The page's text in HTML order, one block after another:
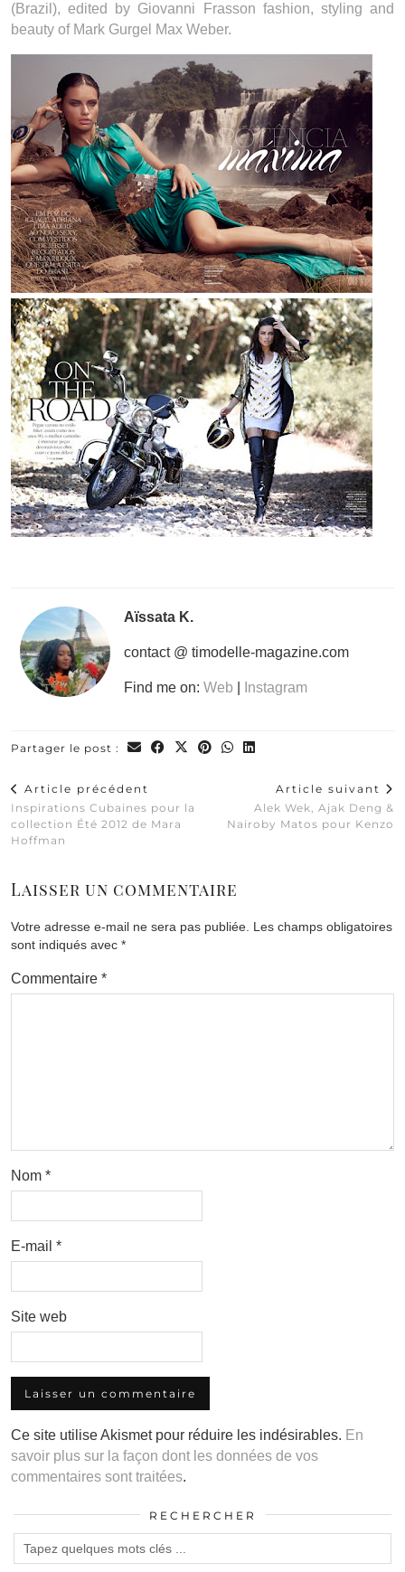
(Brazil), edited by Giovanni Frasson fashion, styling and
beauty of Mark Gurgel Max Weber.
Aïssata K.
contact @ timodelle-magazine.com
Find me on: Web Instagram
Partager le post :
Article précédent
Inspirations Cubaines pour la
collection Été 2012 de Mara
Hoffman
Article suivant
Alek Wek, Ajak Deng &
Nairoby Matos pour Kenzo
Laisser un commentaire
Votre adresse e-mail ne sera pas publiée. Les champs obligatoires
sont indiqués avec *
Commentaire *
Nom *
E-mail *
Site web
Ce site utilise Akismet pour réduire les indésirables. En
savoir plus sur la façon dont les données de vos
commentaires sont traitées.
RECHERCHER